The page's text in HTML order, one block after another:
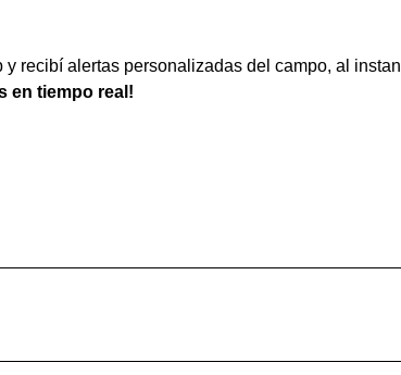
recibí alertas personalizadas del campo, al
en tiempo real!